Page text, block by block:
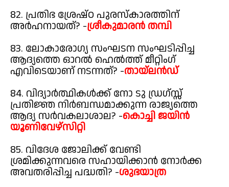
82. പ്രതിഭ ശ്രേഷ്ഠ പുരസ്കാരത്തിന്
അർഹനായത്? -ശ്രീകുമാരൻ തമ്പി
83. ലോകാരോഗ്യ സംഘടന സംഘടിപ്പിച്ച
ആദ്യത്തെ ഓറൽ ഹെൽത്ത് മീറ്റിംഗ്
എവിടെയാണ് നടന്നത്? -തായ്ലൻഡ്
84. വിദ്യാർത്ഥികൾക്ക് നോ ടു ഡ്രഗ്സ്സ്
പ്രതിജ്ഞ നിർബന്ധമാക്കുന്ന രാജ്യത്തെ
ആദ്യ സർവകലാശാല? -കൊച്ചി ജയിൻ
യൂണിവേഴ്സിറ്റി
85. വിദേശ ജോലിക്ക് വേണ്ടി
ശ്രമിക്കുന്നവരെ സഹായിക്കാൻ നോർക്ക
അവതരിപ്പിച്ച പദ്ധതി? -ശുഭയാത്ര